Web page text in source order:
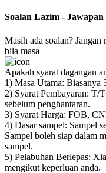
Soalan Lazim - Jawapan
Masih ada soalan?
bila masa
Apakah syarat dagangan
1) Masa Utama: Biasanya
2) Syarat Pembayaran: T/
sebelum penghantaran.
3) Syarat Harga: FOB,
4) Dasar sampel: Sampel
Sampel boleh siap dalam
sampel.
5) Pelabuhan Berlepas:
mengikut keperluan anda.